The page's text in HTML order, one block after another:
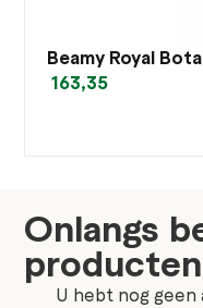
Beamy Royal
163,35
Onlangs
producten
U hebt nog